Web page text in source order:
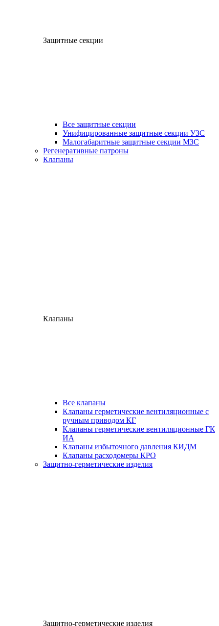
Защитные секции
Все защитные секции
Унифицированные защитные секции УЗС
Малогабаритные защитные секции МЗС
Регенеративные патроны
Клапаны
Клапаны
Все клапаны
Клапаны герметические вентиляционные с
ручным приводом КГ
Клапаны герметические вентиляционные ГК
ИА
Клапаны избыточного давления КИДМ
Клапаны расходомеры КРО
Защитно-герметические изделия
Защитно-герметические изделия